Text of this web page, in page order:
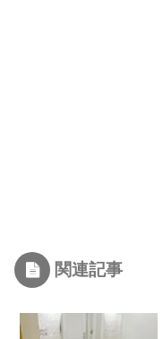
関連記事